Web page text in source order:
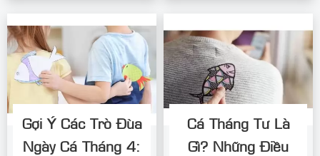
Gợi Ý Các Trò Đùa
Ngày Cá Tháng 4:
Cá Tháng Tư Là
Gì? Những Điều